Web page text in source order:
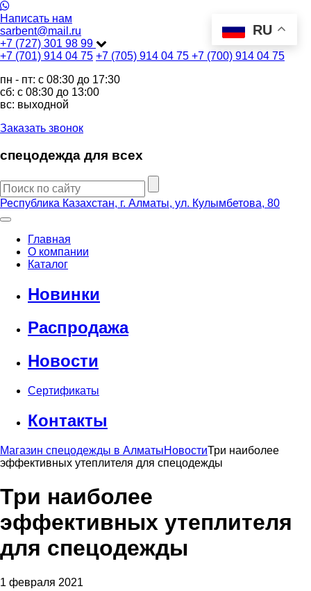
Написать нам
sarbent@mail.ru
+7 (727) 301 98 99
+7 (701) 914 04 75 +7 (705) 914 04 75 +7 (700) 914 04 75
пн - пт: c 08:30 до 17:30
сб: c 08:30 до 13:00
вс: выходной
Заказать звонок
спецодежда для всех
Республика Казахстан, г. Алматы, ул. Кулымбетова, 80
Главная
О компании
Каталог
Новинки
Распродажа
Новости
Сертификаты
Контакты
Магазин спецодежды в АлматыНовостиТри наиболее
эффективных утеплителя для спецодежды
Три наиболее
эффективных утеплителя
для спецодежды
1 февраля 2021
RU